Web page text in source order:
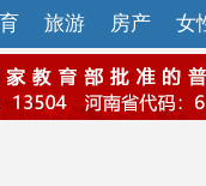
旅游 房产 女